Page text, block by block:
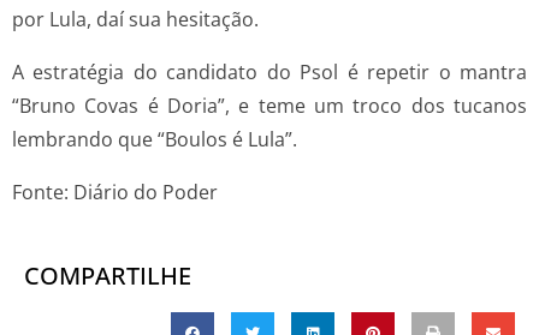
por Lula, daí sua hesitação.
A estratégia do candidato do Psol é repetir o mantra
“Bruno Covas é Doria”, e teme um troco dos tucanos
lembrando que “Boulos é Lula”.
Fonte: Diário do Poder
COMPARTILHE